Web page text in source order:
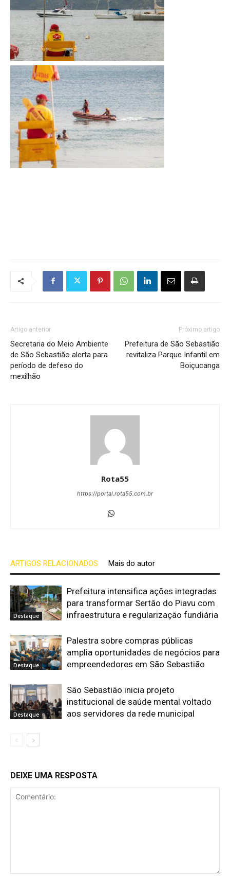
Artigo anterior
Secretaria do Meio Ambiente
de São Sebastião alerta para
período de defeso do
mexilhão
Próximo artigo
Prefeitura de São Sebastião
revitaliza Parque Infantil em
Boiçucanga
Rota55
https://portal.rota55.com.br
ARTIGOS RELACIONADOS Mais do autor
Destaque
Prefeitura intensifica ações integradas
para transformar Sertão do Piavu com
infraestrutura e regularização fundiária
Destaque
Palestra sobre compras públicas
amplia oportunidades de negócios para
empreendedores em São Sebastião
Destaque
São Sebastião inicia projeto
institucional de saúde mental voltado
aos servidores da rede municipal
DEIXE UMA RESPOSTA